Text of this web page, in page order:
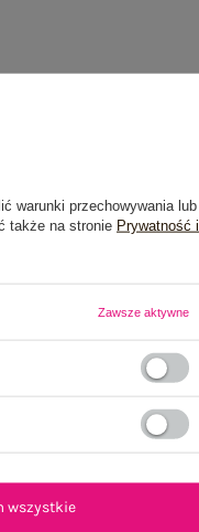
warunki przechowywania lub
także na stronie Prywatność i
Zawsze aktywne
wszystkie